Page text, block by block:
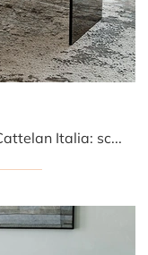
Complementi accessori e tavolini Cattelan Italia: scopri come impreziosire i tuoi spazi moderni con il modello Standard.